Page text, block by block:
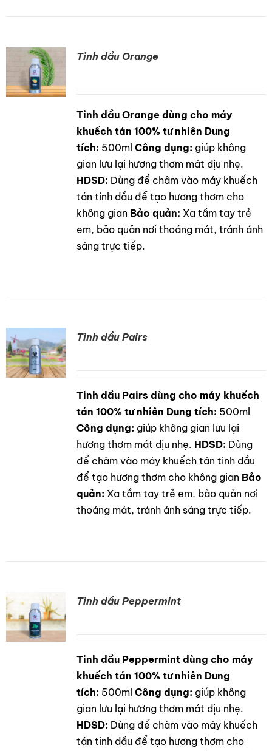
Tinh dầu Orange
Tinh dầu Orange dùng cho máy
khuếch tán 100% tư nhiên Dung
tích: 500ml Công dụng: giúp không
gian lưu lại hương thơm mát dịu nhẹ.
HDSD: Dùng để châm vào máy khuếch
tán tinh dầu để tạo hương thơm cho
không gian Bảo quản: Xa tầm tay trẻ
em, bảo quản nơi thoáng mát, tránh ánh
sáng trực tiếp.
Tinh dầu Pairs
Tinh dầu Pairs dùng cho máy khuếch
tán 100% tư nhiên Dung tích: 500ml
Công dụng: giúp không gian lưu lại
hương thơm mát dịu nhẹ. HDSD: Dùng
để châm vào máy khuếch tán tinh dầu
để tạo hương thơm cho không gian Bảo
quản: Xa tầm tay trẻ em, bảo quản nơi
thoáng mát, tránh ánh sáng trực tiếp.
Tinh dầu Peppermint
Tinh dầu Peppermint dùng cho máy
khuếch tán 100% tư nhiên Dung
tích: 500ml Công dụng: giúp không
gian lưu lại hương thơm mát dịu nhẹ.
HDSD: Dùng để châm vào máy khuếch
tán tinh dầu để tạo hương thơm cho